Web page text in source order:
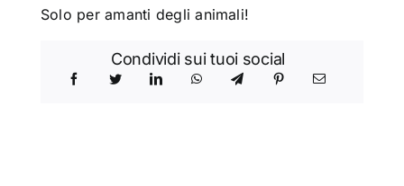
Solo per amanti degli animali!
Condividi sui tuoi social